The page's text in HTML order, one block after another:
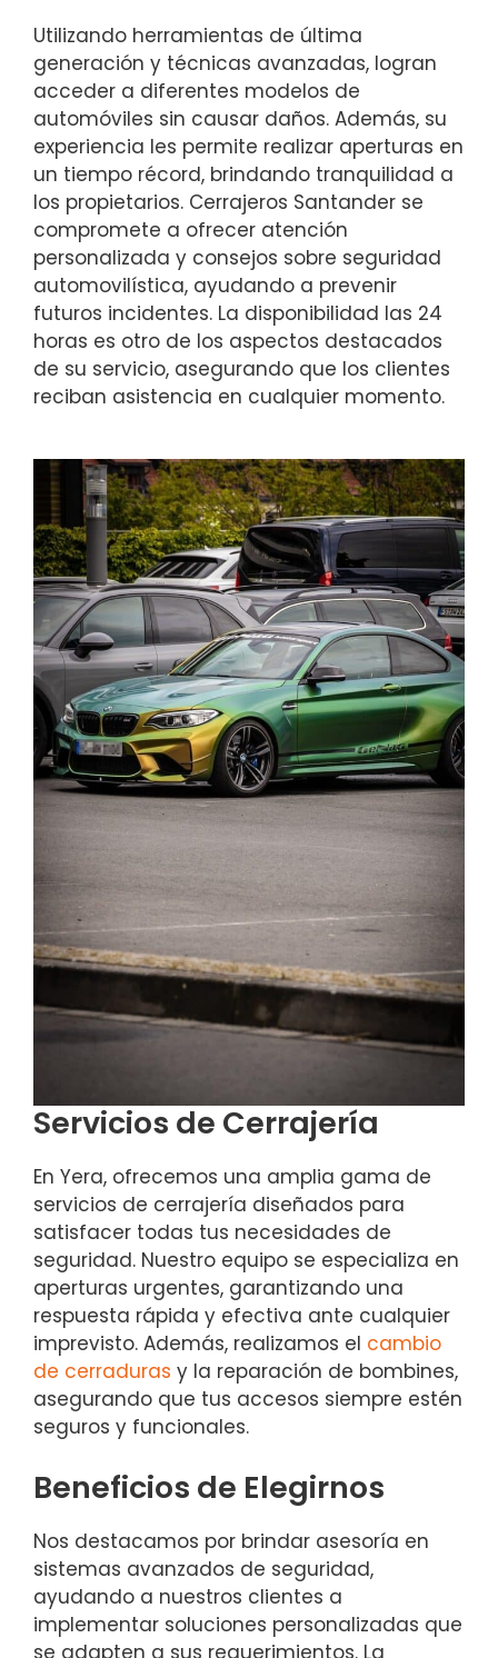
Utilizando herramientas de última
generación y técnicas avanzadas, logran
acceder a diferentes modelos de
automóviles sin causar daños. Además, su
experiencia les permite realizar aperturas en
un tiempo récord, brindando tranquilidad a
los propietarios. Cerrajeros Santander se
compromete a ofrecer atención
personalizada y consejos sobre seguridad
automovilística, ayudando a prevenir
futuros incidentes. La disponibilidad las 24
horas es otro de los aspectos destacados
de su servicio, asegurando que los clientes
reciban asistencia en cualquier momento.
Servicios de Cerrajería
En Yera, ofrecemos una amplia gama de
servicios de cerrajería diseñados para
satisfacer todas tus necesidades de
seguridad. Nuestro equipo se especializa en
aperturas urgentes, garantizando una
respuesta rápida y efectiva ante cualquier
imprevisto. Además, realizamos el cambio
de cerraduras y la reparación de bombines,
asegurando que tus accesos siempre estén
seguros y funcionales.
Beneficios de Elegirnos
Nos destacamos por brindar asesoría en
sistemas avanzados de seguridad,
ayudando a nuestros clientes a
implementar soluciones personalizadas que
se adapten a sus requerimientos. La